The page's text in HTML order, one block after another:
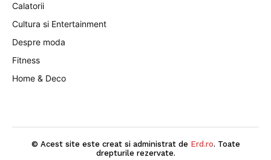
Calatorii
Cultura si Entertainment
Despre moda
Fitness
Home & Deco
© Acest site este creat si administrat de Erd.ro. Toate
drepturile rezervate.